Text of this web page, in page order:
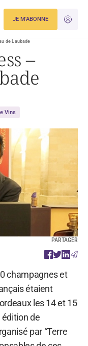
JE
JE M'ABONNE
de Laubade
–
Vins
PARTAGER
champagnes et
étaient
les 14 et 15
de
par “Terre